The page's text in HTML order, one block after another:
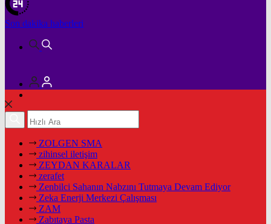
Son dakika haberleri
ZOLGEN SMA
zihinsel iletişim
ZEYDAN KARALAR
zerafet
Zenbilci Sahanın Nabzını Tutmaya Devam Ediyor
Zeka Enerji Merkezi Çalışması
ZAM
Zabıtaya Pasta